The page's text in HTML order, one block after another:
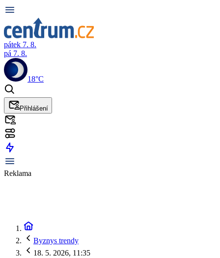
pátek 7. 8.
pá 7. 8.
18°C
Přihlášení
Reklama
Byznys trendy
18. 5. 2026, 11:35